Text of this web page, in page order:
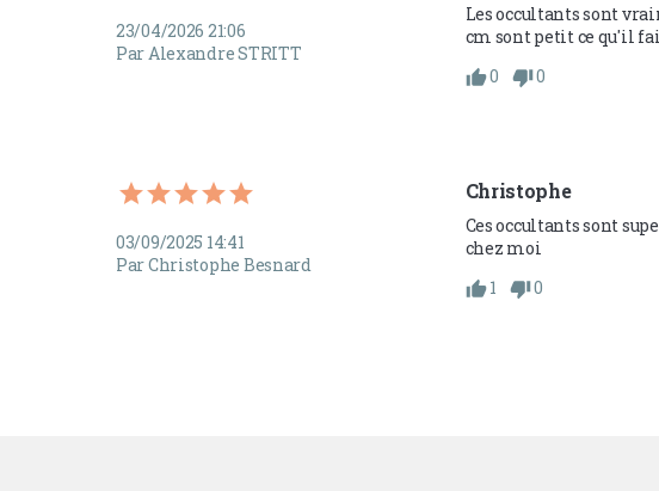
23/04/2026 21:06
Par Alexandre STRITT
Les occultants sont
cm sont petit ce qu'il
0
0
03/09/2025 14:41
Par Christophe Besnard
Christophe
Ces occultants sont
chez moi
1
0